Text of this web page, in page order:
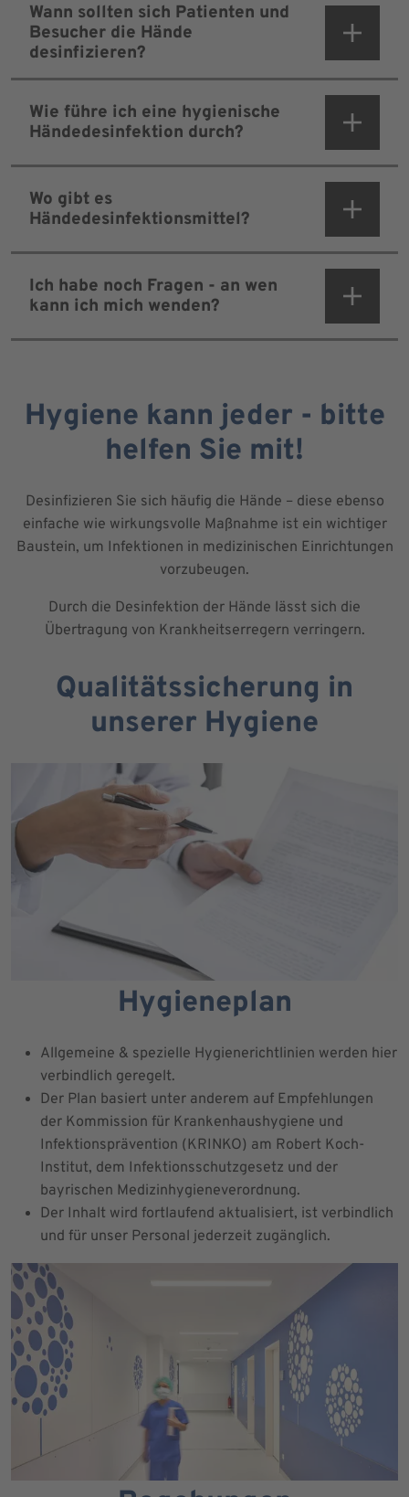
Wann sollten sich Patienten und
Besucher die Hände
desinfizieren?
Wie führe ich eine hygienische
Händedesinfektion durch?
Wo gibt es
Händedesinfektionsmittel?
Ich habe noch Fragen - an wen
kann ich mich wenden?
Hygiene kann jeder - bitte
helfen Sie mit!
Desinfizieren Sie sich häufig die Hände – diese ebenso
einfache wie wirkungsvolle Maßnahme ist ein wichtiger
Baustein, um Infektionen in medizinischen Einrichtungen
vorzubeugen.
Durch die Desinfektion der Hände lässt sich die
Übertragung von Krankheitserregern verringern.
Qualitätssicherung in
unserer Hygiene
Hygieneplan
Allgemeine & spezielle Hygienerichtlinien werden hier
verbindlich geregelt.
Der Plan basiert unter anderem auf Empfehlungen
der Kommission für Krankenhaushygiene und
Infektionsprävention (KRINKO) am Robert Koch-
Institut, dem Infektionsschutzgesetz und der
bayrischen Medizinhygieneverordnung.
Der Inhalt wird fortlaufend aktualisiert, ist verbindlich
und für unser Personal jederzeit zugänglich.